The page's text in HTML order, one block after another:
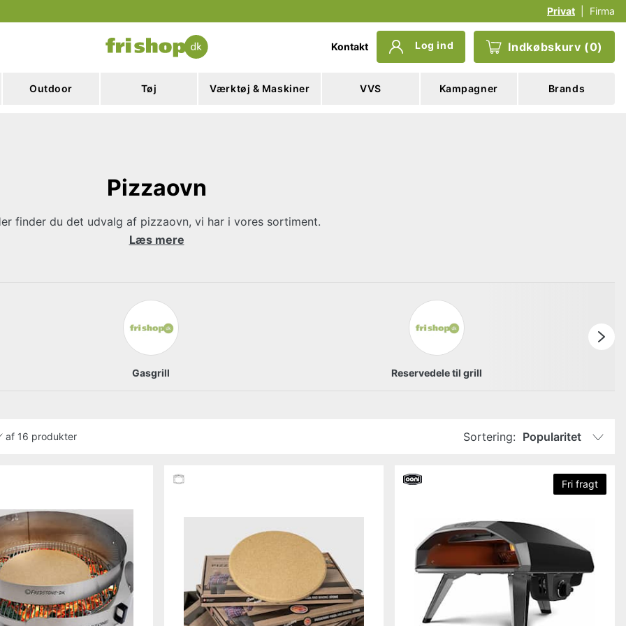
Privat Firma
Kontakt Log ind Indkøbskurv (0)
Outdoor Tøj Værktøj & Maskiner VVS Kampagner Brands
Pizzaovn
finder du det udvalg af pizzaovn, vi har i vores sortiment.
Læs mere
Gasgrill Reservedele til grill
af 16 produkter Sortering: Popularitet
Fri fragt